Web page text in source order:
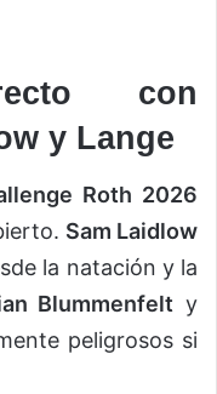
con
y Lange
Roth 2026
Sam Laidlow
la natación y la
Blummenfelt y
peligrosos si